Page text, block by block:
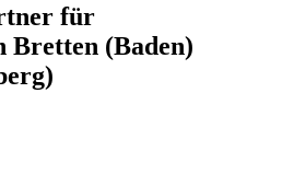
für
Bretten (Baden)